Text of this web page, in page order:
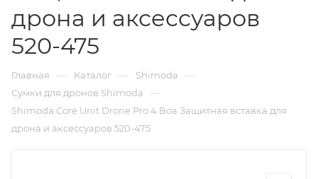
дрона и аксессуаров
520-475
Главная — Каталог — Shimoda —
Сумки для дронов Shimoda —
Shimoda Core Unit Drone Pro 4 Boa Защитная вставка для
дрона и аксессуаров 520-475